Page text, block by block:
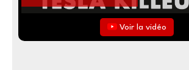
Voir la vidéo